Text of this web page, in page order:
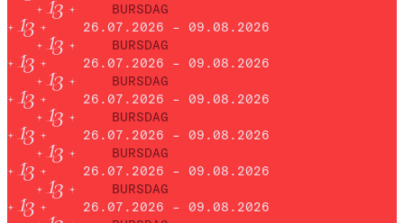
BURSDAG
26.07.2026 – 09.08.2026
BURSDAG
26.07.2026 – 09.08.2026
BURSDAG
26.07.2026 – 09.08.2026
BURSDAG
26.07.2026 – 09.08.2026
BURSDAG
26.07.2026 – 09.08.2026
BURSDAG
26.07.2026 – 09.08.2026